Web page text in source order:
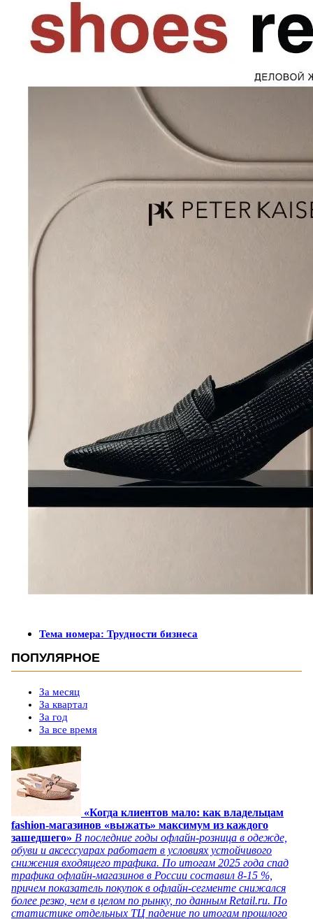
Тема номера: Трудности бизнеса
ПОПУЛЯРНОЕ
За месяц
За квартал
За год
За все время
«Когда клиентов мало: как владельцам
fashion-магазинов «выжать» максимум из каждого
зашедшего» В последние годы офлайн-розница в одежде,
обуви и аксессуарах работает в условиях устойчивого
снижения входящего трафика. По итогам 2025 года спад
трафика офлайн-магазинов в России составил 8-15 %,
причем показатель покупок в офлайн-сегменте снижался
более резко, чем в целом по рынку, по данным Retail.ru. По
статистике отдельных ТЦ падение по итогам прошлого